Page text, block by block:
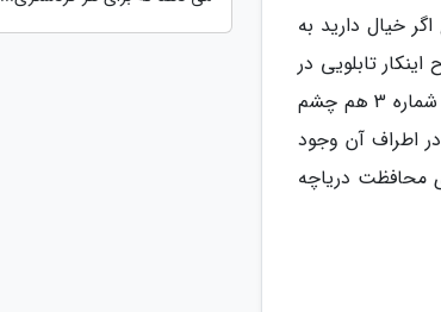
خیال دارید به
تابلویی در
کنار حصارها آمده و این ناحیه را از نظر اکولوژی و فرهنگی حساس معرفی نموده است. از روی خود اتوبان شماره 3 هم چشم
اطراف آن وجود
محافظت دریاچه